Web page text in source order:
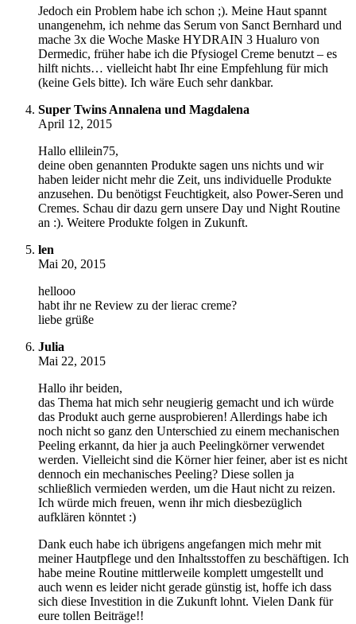
Jedoch ein Problem habe ich schon ;). Meine Haut spannt
unangenehm, ich nehme das Serum von Sanct Bernhard und
mache 3x die Woche Maske HYDRAIN 3 Hualuro von
Dermedic, früher habe ich die Pfysiogel Creme benutzt – es
hilft nichts… vielleicht habt Ihr eine Empfehlung für mich
(keine Gels bitte). Ich wäre Euch sehr dankbar.
Super Twins Annalena und Magdalena
April 12, 2015
Hallo ellilein75,
deine oben genannten Produkte sagen uns nichts und wir
haben leider nicht mehr die Zeit, uns individuelle Produkte
anzusehen. Du benötigst Feuchtigkeit, also Power-Seren und
Cremes. Schau dir dazu gern unsere Day und Night Routine
an :). Weitere Produkte folgen in Zukunft.
len
Mai 20, 2015
hellooo
habt ihr ne Review zu der lierac creme?
liebe grüße
Julia
Mai 22, 2015
Hallo ihr beiden,
das Thema hat mich sehr neugierig gemacht und ich würde
das Produkt auch gerne ausprobieren! Allerdings habe ich
noch nicht so ganz den Unterschied zu einem mechanischen
Peeling erkannt, da hier ja auch Peelingkörner verwendet
werden. Vielleicht sind die Körner hier feiner, aber ist es nicht
dennoch ein mechanisches Peeling? Diese sollen ja
schließlich vermieden werden, um die Haut nicht zu reizen.
Ich würde mich freuen, wenn ihr mich diesbezüglich
aufklären könntet :)
Dank euch habe ich übrigens angefangen mich mehr mit
meiner Hautpflege und den Inhaltsstoffen zu beschäftigen. Ich
habe meine Routine mittlerweile komplett umgestellt und
auch wenn es leider nicht gerade günstig ist, hoffe ich dass
sich diese Investition in die Zukunft lohnt. Vielen Dank für
eure tollen Beiträge!!